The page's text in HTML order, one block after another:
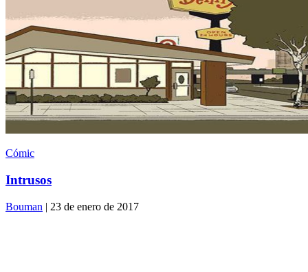
Cómic
Intrusos
Bouman | 23 de enero de 2017